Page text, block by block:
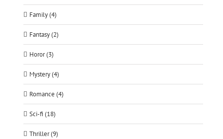
Family (4)
Fantasy (2)
Horor (3)
Mystery (4)
Romance (4)
Sci-fi (18)
Thriller (9)